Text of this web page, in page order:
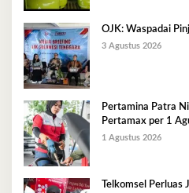
OJK: Waspadai
3 Agustus 2026
Pertamina Patra
Pertamax per 1
1 Agustus 2026
Telkomsel